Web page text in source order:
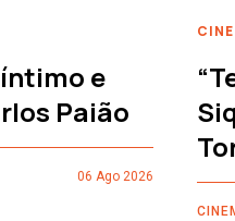
e
Paião
06 Ago 2026